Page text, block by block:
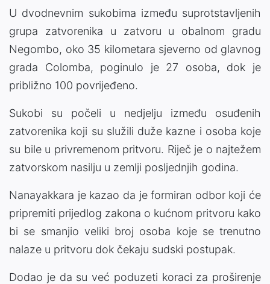
U dvodnevnim sukobima između suprotstavljenih
grupa zatvorenika u zatvoru u obalnom gradu
Negombo, oko 35 kilometara sjeverno od glavnog
grada Colomba, poginulo je 27 osoba, dok je
približno 100 povrijeđeno.
Sukobi su počeli u nedjelju između osuđenih
zatvorenika koji su služili duže kazne i osoba koje
su bile u privremenom pritvoru. Riječ je o najtežem
zatvorskom nasilju u zemlji posljednjih godina.
Nanayakkara je kazao da je formiran odbor koji će
pripremiti prijedlog zakona o kućnom pritvoru kako
bi se smanjio veliki broj osoba koje se trenutno
nalaze u pritvoru dok čekaju sudski postupak.
Dodao je da su već poduzeti koraci za proširenje